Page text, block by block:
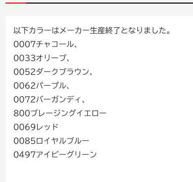
以下カラーはメーカー生産終了となりました。
0007チャコール、
0033オリーブ、
0052ダークブラウン、
0062パープル、
0072バーガンディ、
800ブレージングイエロー
0069レッド
0085ロイヤルブルー
0497アイビーグリーン